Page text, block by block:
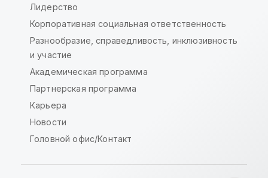
Лидерство
Корпоративная социальная ответственность
Разнообразие, справедливость, инклюзивность
и участие
Академическая программа
Партнерская программа
Карьера
Новости
Головной офис/Контакт